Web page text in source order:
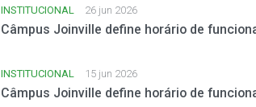
INSTITUCIONAL 26 jun 2026
Câmpus Joinville define horário de
INSTITUCIONAL 15 jun 2026
Câmpus Joinville define horário de